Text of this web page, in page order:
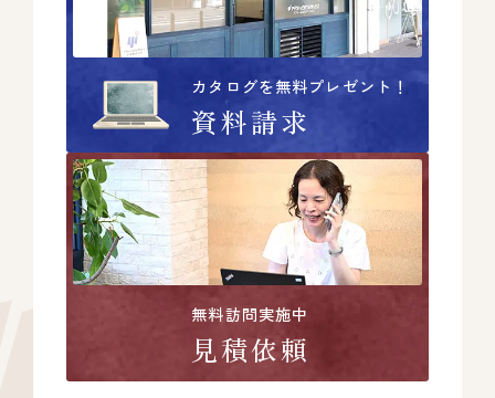
カタログを無料プレゼント！
資料請求
無料訪問実施中
見積依頼